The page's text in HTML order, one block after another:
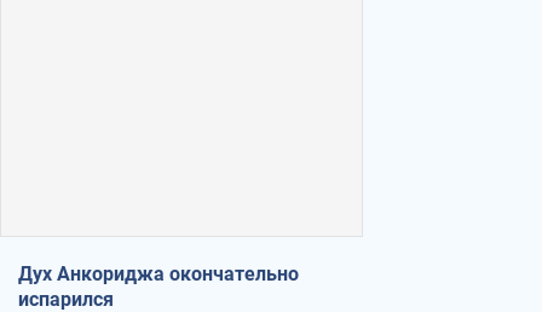
Дух Анкориджа окончательно
испарился